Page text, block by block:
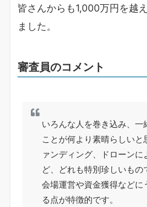
皆さんからも1,000万円を越
ました。
審査員のコメント
いろんな人を巻き込み、一
ことが何より素晴らしい
ァンディング、ドローン
ど、どれも特別珍しいも
会場運営や資金獲得などに
る点が特徴的です。